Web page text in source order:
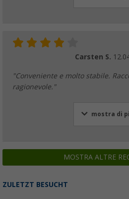
Carsten S.
"Conveniente e molto stabile.
ragionevole."
mostra di
MOSTRA ALTRE
ZULETZT BESUCHT